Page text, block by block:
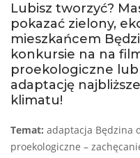
Lubisz tworzyć?
pokazać zielony,
mieszkańcem
konkursie na na
proekologiczne lub
adaptację
klimatu!
Temat: adaptacja Będzina
proekologiczne –